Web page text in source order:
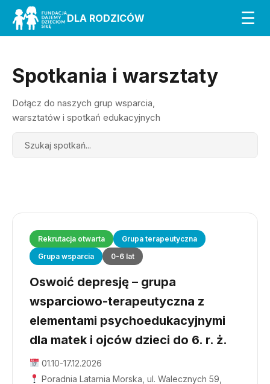
DLA RODZICÓW ☰
Spotkania i warsztaty
Dołącz do naszych grup wsparcia,
warsztatów i spotkań edukacyjnych
Search
Rekrutacja otwarta
Grupa terapeutyczna
Grupa wsparcia
0-6 lat
Oswoić depresję – grupa
wsparciowo-terapeutyczna z
elementami psychoedukacyjnymi
dla matek i ojców dzieci do 6. r. ż.
01.10-17.12.2026
Poradnia Latarnia Morska, ul. Walecznych 59,